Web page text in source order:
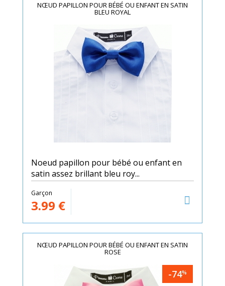
NŒUD PAPILLON POUR BÉBÉ OU ENFANT EN SATIN
BLEU ROYAL
Noeud papillon pour bébé ou enfant en
satin assez brillant bleu roy...
Garçon
3.99 €
NŒUD PAPILLON POUR BÉBÉ OU ENFANT EN SATIN
ROSE
-74%